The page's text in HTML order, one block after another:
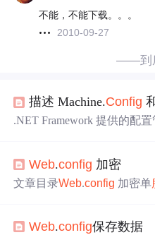
不能，不能下载。。。
2010-09-27
——到
描述 Machine.Config
.NET Framework 提供的配
些控制应用程序特定的配置
辑 XML 配置文件，如记事
Web.config 加密
文章目录Web.config 加密单
pSettings" "C:\wangcf" PAUSE bat 文件 解密： @echo off
Web.config保存数据